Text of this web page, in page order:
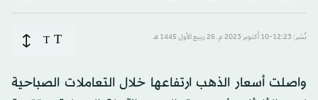
نُشر: 12:23-10 أكتوبر 2023 م ـ 26 ربيع الأول 1445 هـ T
T
واصلت أسعار الذهب ارتفاعها خلال التعاملات الصباحية